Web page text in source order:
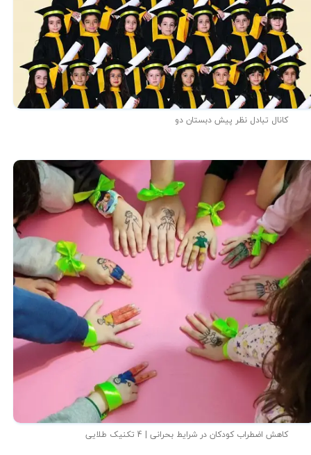
کانال تبادل نظر پیش دبستان دو
کاهش اضطراب کودکان در شرایط بحرانی | 4 تکنیک طلایی